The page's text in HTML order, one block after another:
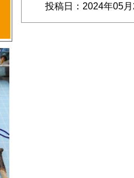
投稿日：2024年05